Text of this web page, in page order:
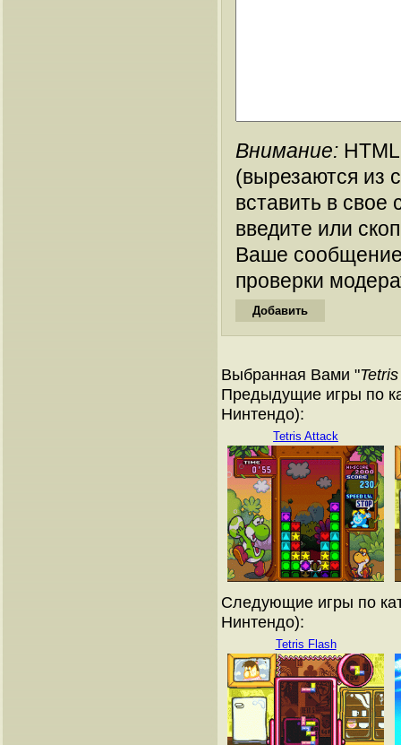
Внимание:
(вырезаются из
вставить в
введите или
Ваше
проверки
Выбранная Вами "
Предыдущие игры по
Нинтендо):
Tetris Attack
Следующие игры по
Нинтендо):
Tetris Flash